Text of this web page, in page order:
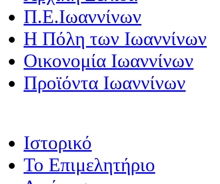
Π.Ε.Ιωαννίνων
Η Πόλη των Ιωαννίνων
Οικονομία Ιωαννίνων
Προϊόντα Ιωαννίνων
Ιστορικό
Το Επιμελητήριο